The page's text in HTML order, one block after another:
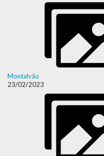
Montalvão
23/02/2023